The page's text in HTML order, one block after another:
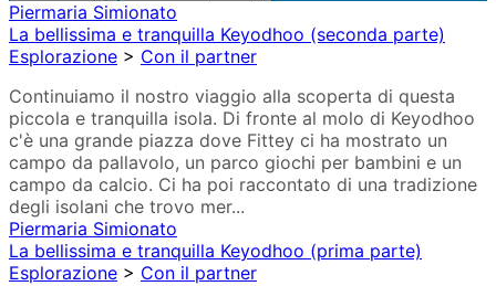
Piermaria Simionato
La bellissima e tranquilla Keyodhoo (seconda parte)
Esplorazione > Con il partner
Continuiamo il nostro viaggio alla scoperta di questa
piccola e tranquilla isola. Di fronte al molo di Keyodhoo
c'è una grande piazza dove Fittey ci ha mostrato un
campo da pallavolo, un parco giochi per bambini e un
campo da calcio. Ci ha poi raccontato di una tradizione
degli isolani che trovo mer...
Piermaria Simionato
La bellissima e tranquilla Keyodhoo (prima parte)
Esplorazione > Con il partner